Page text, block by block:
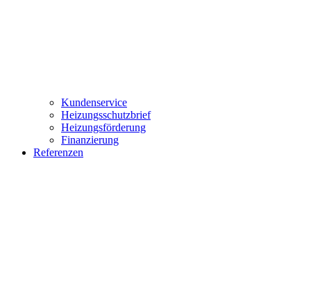
Kundenservice
Heizungsschutzbrief
Heizungsförderung
Finanzierung
Referenzen